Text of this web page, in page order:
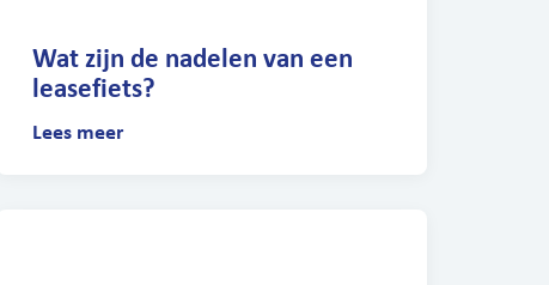
Wat zijn de nadelen van een
leasefiets?
Lees meer